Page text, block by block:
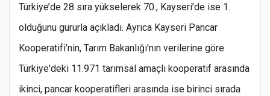
Türkiye’de 28 sıra yükselerek 70., Kayseri’de ise 1.
olduğunu gururla açıkladı. Ayrıca Kayseri Pancar
Kooperatifi’nin, Tarım Bakanlığı'nın verilerine göre
Türkiye'deki 11.971 tarımsal amaçlı kooperatif arasında
ikinci, pancar kooperatifleri arasında ise birinci sırada